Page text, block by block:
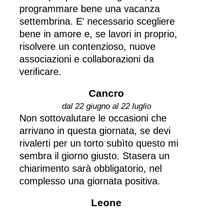
programmare bene una vacanza
settembrina. E' necessario scegliere
bene in amore e, se lavori in proprio,
risolvere un contenzioso, nuove
associazioni e collaborazioni da
verificare.
Cancro
dal 22 giugno al 22 luglio
Non sottovalutare le occasioni che
arrivano in questa giornata, se devi
rivalerti per un torto subìto questo mi
sembra il giorno giusto. Stasera un
chiarimento sarà obbligatorio, nel
complesso una giornata positiva.
Leone